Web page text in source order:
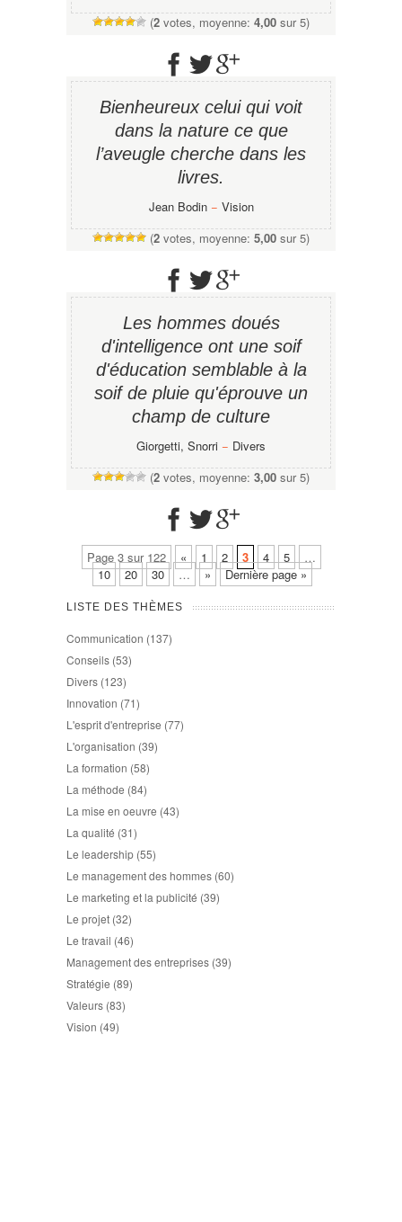
(2 votes, moyenne: 4,00 sur 5)
Bienheureux celui qui voit
dans la nature ce que
l’aveugle cherche dans les
livres.
Jean Bodin− Vision
(2 votes, moyenne: 5,00 sur 5)
Les hommes doués
d'intelligence ont une soif
d'éducation semblable à la
soif de pluie qu'éprouve un
champ de culture
Giorgetti, Snorri − Divers
(2 votes, moyenne: 3,00 sur 5)
Page 3 sur 122 « 1 2 3 4 5
…
10
20 30 … » Dernière page »
LISTE DES THÈMES
Communication (137)
Conseils (53)
Divers (123)
Innovation (71)
L'esprit d'entreprise (77)
L'organisation (39)
La formation (58)
La méthode (84)
La mise en oeuvre (43)
La qualité (31)
Le leadership (55)
Le management des hommes (60)
Le marketing et la publicité (39)
Le projet (32)
Le travail (46)
Management des entreprises (39)
Stratégie (89)
Valeurs (83)
Vision (49)